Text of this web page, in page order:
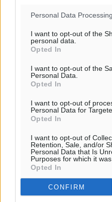
Personal Data
I want to opt-out of the
personal data.
Opted In
I want to opt-out of the
Personal Data.
Opted In
I want to opt-out of
Personal Data for
Opted In
I want to opt-out of
Retention, Sale, and/or
Personal Data that Is
Purposes for which it was
Opted In
CONFIRM
Ροή
Παρουσίαση βιβλίου του